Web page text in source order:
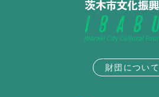
財団について